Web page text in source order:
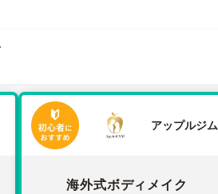
アップルジム
海外式ボディメイク